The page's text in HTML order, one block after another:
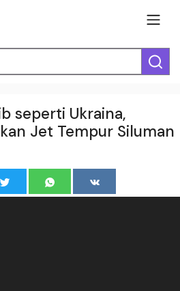
seperti Ukraina,
Jet Tempur Siluman